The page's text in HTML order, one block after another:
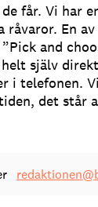
får. Vi har
råvaror. En
and
själv
i telefonen. Vi
det står